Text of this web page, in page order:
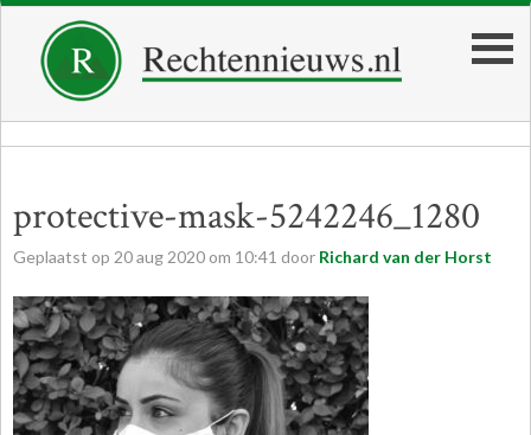
protective-mask-5242246_1280
Geplaatst op 20aug 2020 om 10:41 door Richard van der Horst